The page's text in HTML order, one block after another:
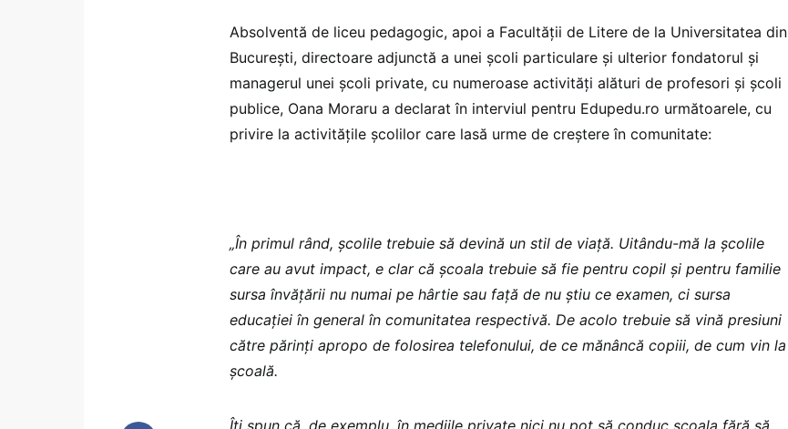
Absolventă de liceu pedagogic, apoi a Facultății de Litere de la Universitatea din
București, directoare adjunctă a unei școli particulare și ulterior fondatorul și
managerul unei școli private, cu numeroase activități alături de profesori și școli
publice, Oana Moraru a declarat în interviul pentru Edupedu.ro următoarele, cu
privire la activitățile școlilor care lasă urme de creștere în comunitate:
„În primul rând, școlile trebuie să devină un stil de viață. Uitându-mă la școlile
care au avut impact, e clar că școala trebuie să fie pentru copil și pentru familie
sursa învățării nu numai pe hârtie sau față de nu știu ce examen, ci sursa
educației în general în comunitatea respectivă. De acolo trebuie să vină presiuni
către părinți apropo de folosirea telefonului, de ce mănâncă copiii, de cum vin la
școală.
Îți spun că, de exemplu, în mediile private nici nu pot să conduc școala fără să